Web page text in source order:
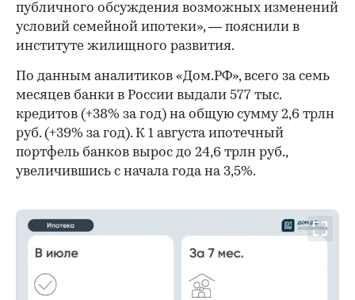
публичного обсуждения возможных изменений
условий семейной ипотеки», — пояснили в
институте жилищного развития.
По данным аналитиков «Дом.РФ», всего за семь
месяцев банки в России выдали 577 тыс.
кредитов (+38% за год) на общую сумму 2,6 трлн
руб. (+39% за год). К 1 августа ипотечный
портфель банков вырос до 24,6 трлн руб.,
увеличившись с начала года на 3,5%.